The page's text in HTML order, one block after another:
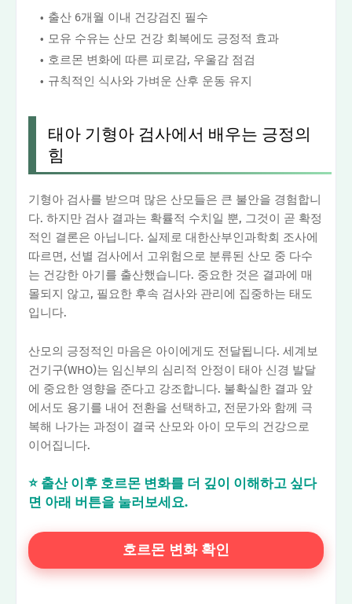
출산 6개월 이내 건강검진 필수
모유 수유는 산모 건강 회복에도 긍정적 효과
호르몬 변화에 따른 피로감, 우울감 점검
규칙적인 식사와 가벼운 산후 운동 유지
태아 기형아 검사에서 배우는 긍정의
힘
기형아 검사를 받으며 많은 산모들은 큰 불안을 경험합니
다. 하지만 검사 결과는 확률적 수치일 뿐, 그것이 곧 확정
적인 결론은 아닙니다. 실제로 대한산부인과학회 조사에
따르면, 선별 검사에서 고위험으로 분류된 산모 중 다수
는 건강한 아기를 출산했습니다. 중요한 것은 결과에 매
몰되지 않고, 필요한 후속 검사와 관리에 집중하는 태도
입니다.
산모의 긍정적인 마음은 아이에게도 전달됩니다. 세계보
건기구(WHO)는 임신부의 심리적 안정이 태아 신경 발달
에 중요한 영향을 준다고 강조합니다. 불확실한 결과 앞
에서도 용기를 내어 전환을 선택하고, 전문가와 함께 극
복해 나가는 과정이 결국 산모와 아이 모두의 건강으로
이어집니다.
⭐ 출산 이후 호르몬 변화를 더 깊이 이해하고 싶다
면 아래 버튼을 눌러보세요.
호르몬 변화 확인